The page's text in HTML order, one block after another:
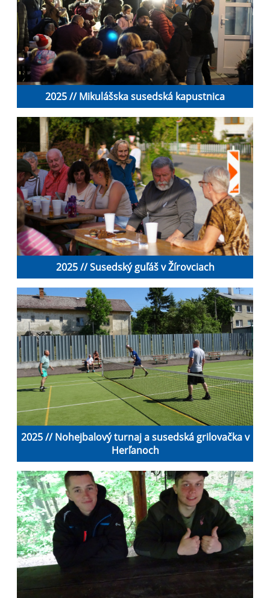
2025 // Mikulášska susedská kapustnica
2025 // Susedský guľáš v Žírovciach
2025 // Nohejbalový turnaj a susedská grilovačka v
Herľanoch